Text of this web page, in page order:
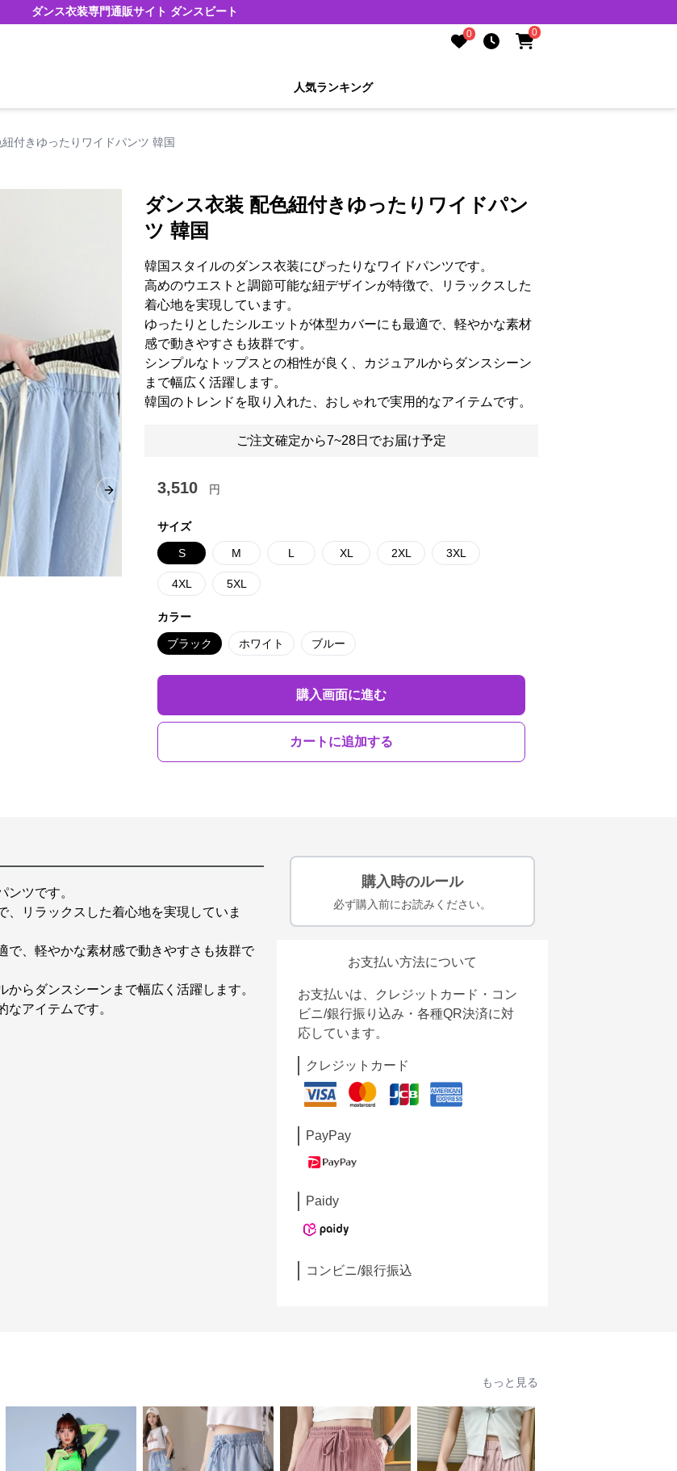
ダンス衣装専門通販サイト ダンスビート
0 0
人気ランキング
付きゆったりワイドパンツ 韓国
Next slide
ダンス衣装 配色紐付きゆったりワイドパン
ツ 韓国
韓国スタイルのダンス衣装にぴったりなワイドパンツです。
高めのウエストと調節可能な紐デザインが特徴で、リラックスした
着心地を実現しています。
ゆったりとしたシルエットが体型カバーにも最適で、軽やかな素材
感で動きやすさも抜群です。
シンプルなトップスとの相性が良く、カジュアルからダンスシーン
まで幅広く活躍します。
韓国のトレンドを取り入れた、おしゃれで実用的なアイテムです。
ご注文確定から7~28日でお届け予定
3,510 円
サイズ
S M L XL 2XL 3XL
4XL 5XL
カラー
ブラック ホワイト ブルー
購入画面に進む
カートに追加する
ツです。
リラックスした着心地を実現していま
で、軽やかな素材感で動きやすさも抜群で
らダンスシーンまで幅広く活躍します。
アイテムです。
購入時のルール
必ず購入前にお読みください。
お支払い方法について
お支払いは、クレジットカード・コン
ビニ/銀行振り込み・各種QR決済に対
応しています。
クレジットカード
PayPay
Paidy
コンビニ/銀行振込
もっと見る